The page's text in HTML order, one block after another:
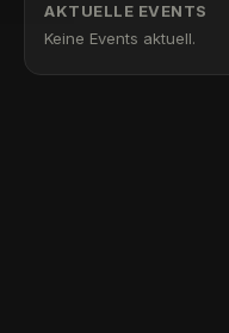
AKTUELLE EVENTS
Keine Events aktuell.